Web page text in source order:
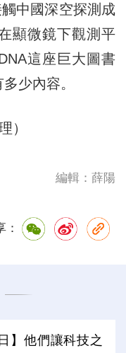
中國深空探測成
顯微鏡下觀測平
這座巨大圖書
少內容。
）
編輯：薛陽
：
】他們讓科技之